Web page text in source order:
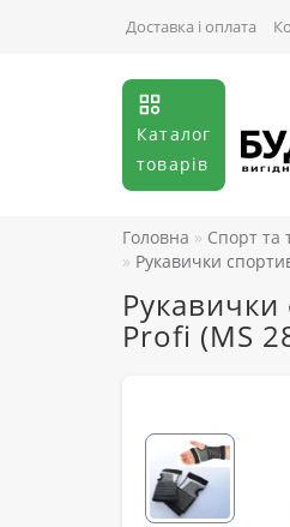
Доставка і оплата
Каталог
товарів
Головна Спорт та
Рукавички
Рукавички
Profi (MS